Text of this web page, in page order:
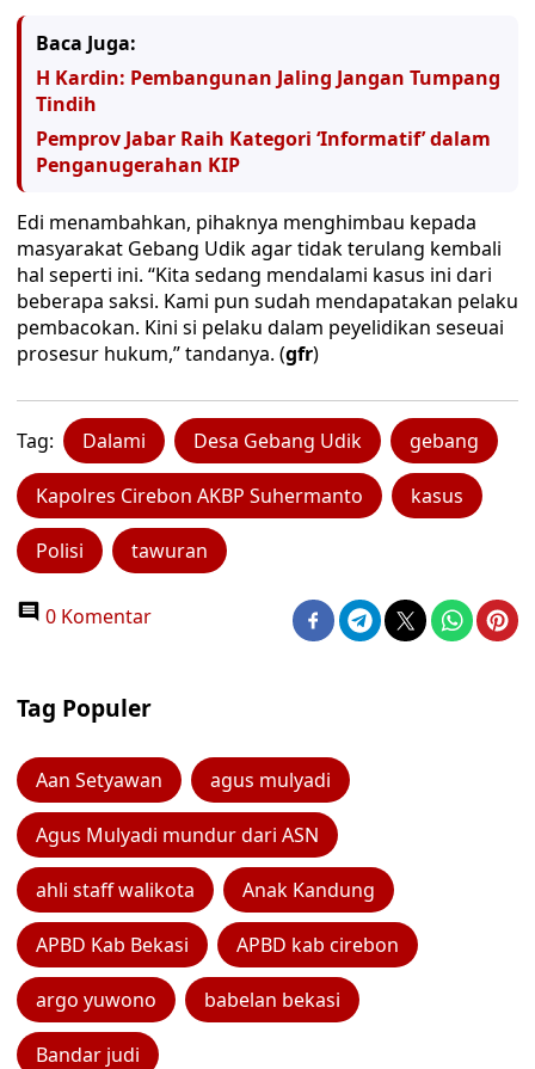
Baca Juga:
H Kardin: Pembangunan Jaling Jangan Tumpang
Tindih
Pemprov Jabar Raih Kategori ‘Informatif’ dalam
Penganugerahan KIP
Edi menambahkan, pihaknya menghimbau kepada
masyarakat Gebang Udik agar tidak terulang kembali
hal seperti ini. “Kita sedang mendalami kasus ini dari
beberapa saksi. Kami pun sudah mendapatakan pelaku
pembacokan. Kini si pelaku dalam peyelidikan seseuai
prosesur hukum,” tandanya. (gfr)
Tag: Dalami Desa Gebang Udik gebang
Kapolres Cirebon AKBP Suhermanto kasus
Polisi tawuran
0 Komentar
Tag Populer
Aan Setyawan agus mulyadi
Agus Mulyadi mundur dari ASN
ahli staff walikota Anak Kandung
APBD Kab Bekasi APBD kab cirebon
argo yuwono babelan bekasi
Bandar judi